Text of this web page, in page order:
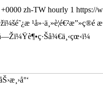
zh-TW hourly 1 https://